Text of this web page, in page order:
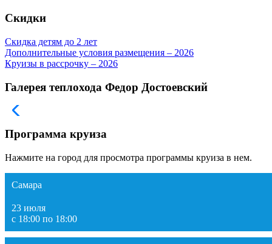
Скидки
Скидка детям до 2 лет
Дополнительные условия размещения – 2026
Круизы в рассрочку – 2026
Галерея теплохода Федор Достоевский
Программа круиза
Нажмите на город для просмотра программы круиза в нем.
Самара
23 июля
с 18:00 по 18:00